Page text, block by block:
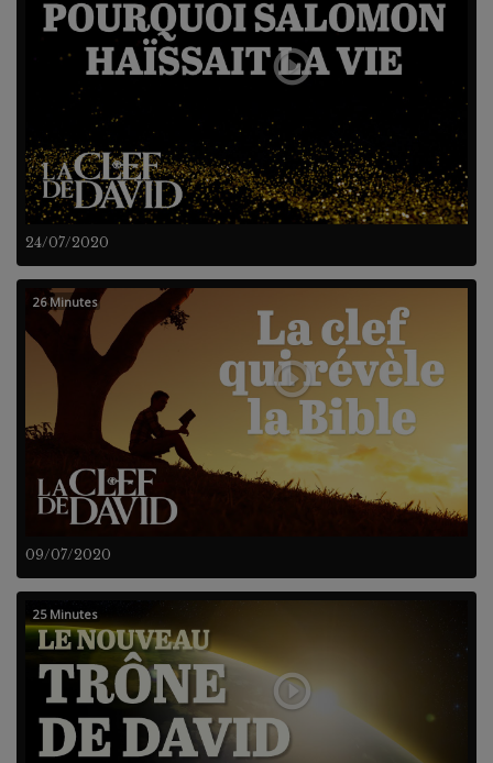
24/07/2020
09/07/2020
26 Minutes
25 Minutes